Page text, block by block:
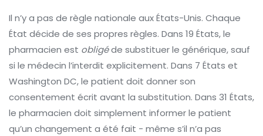
Il n’y a pas de règle nationale aux États-Unis. Chaque
État décide de ses propres règles. Dans 19 États, le
pharmacien est obligéde substituer le générique, sauf
si le médecin l’interdit explicitement. Dans 7 États et
Washington DC, le patient doit donner son
consentement écrit avant la substitution. Dans 31 États,
le pharmacien doit simplement informer le patient
qu’un changement a été fait - même s’il n’a pas